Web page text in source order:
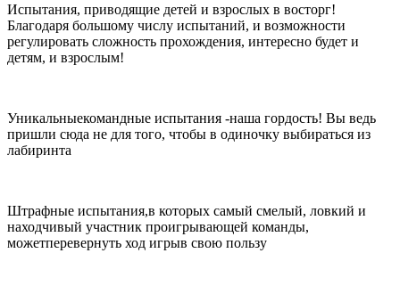
Испытания, приводящие детей и взрослых в восторг!
Благодаря большому числу испытаний, и возможности
регулировать сложность прохождения, интересно будет и
детям, и взрослым!
Уникальныекомандные испытания -наша гордость! Вы ведь
пришли сюда не для того, чтобы в одиночку выбираться из
лабиринта
Штрафные испытания,в которых самый смелый, ловкий и
находчивый участник проигрывающей команды,
можетперевернуть ход игрыв свою пользу